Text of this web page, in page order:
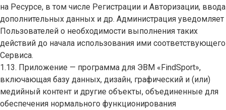
на Ресурсе, в том числе Регистрации и Авторизации, ввода
дополнительных данных и др. Администрация уведомляет
Пользователей о необходимости выполнения таких
действий до начала использования ими соответствующего
Сервиса.
1.13. Приложение — программа для ЭВМ «FindSport»,
включающая базу данных, дизайн, графический и (или)
медийный контент и другие объекты, объединенные для
обеспечения нормального функционирования